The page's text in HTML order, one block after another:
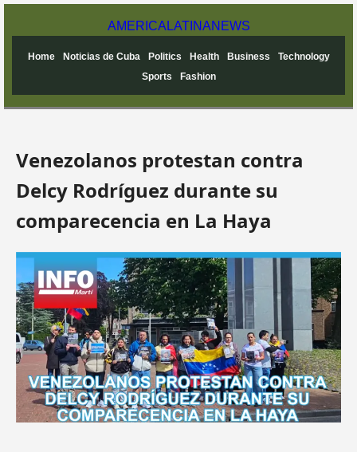
AMERICA LATINANEWS
Home Noticias de Cuba Politics Health Business
Technology
Sports
Fashion
Venezolanos protestan contra
Delcy Rodríguez durante su
comparecencia en La Haya